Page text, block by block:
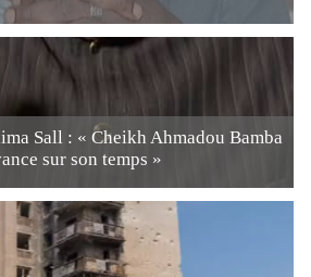
Sall : « Cheikh Ahmadou Bamba
sur son temps »